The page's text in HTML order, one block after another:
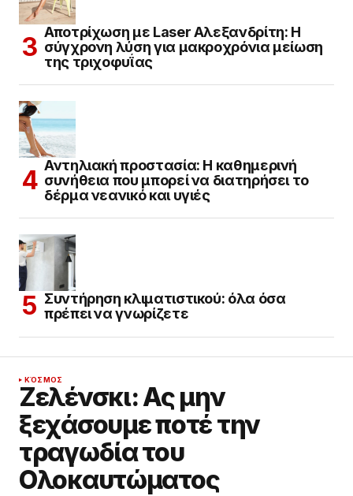
Αποτρίχωση με Laser Αλεξανδρίτη: Η
σύγχρονη λύση για μακροχρόνια μείωση
της τριχοφυΐας
Αντηλιακή προστασία: Η καθημερινή
συνήθεια που μπορεί να διατηρήσει το
δέρμα νεανικό και υγιές
Συντήρηση κλιματιστικού: όλα όσα
πρέπει να γνωρίζετε
ΚΌΣΜΟΣ
Ζελένσκι: Ας μην
ξεχάσουμε ποτέ την
τραγωδία του
Ολοκαυτώματος